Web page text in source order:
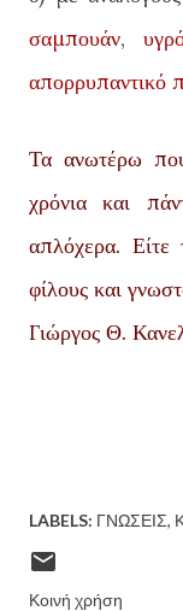
σαμπουάν,
απορρυπαντικό
Τα ανωτέρω
χρόνια και
απλόχερα.
φίλους και
Γιώργος Θ.
LABELS: ΓΝΏΣΕΙΣ
Κοινή χρήση